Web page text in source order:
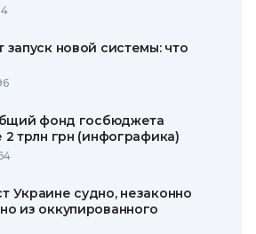
запуск новой системы: что
фонд госбюджета
2 трлн грн (инфографика)
Украине судно, незаконно
из оккупированного